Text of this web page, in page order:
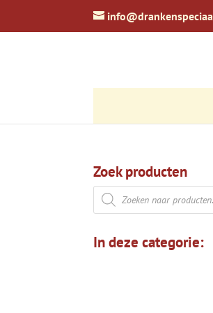
zoeken
Zoek producten
Producten
zoeken
In deze categorie: